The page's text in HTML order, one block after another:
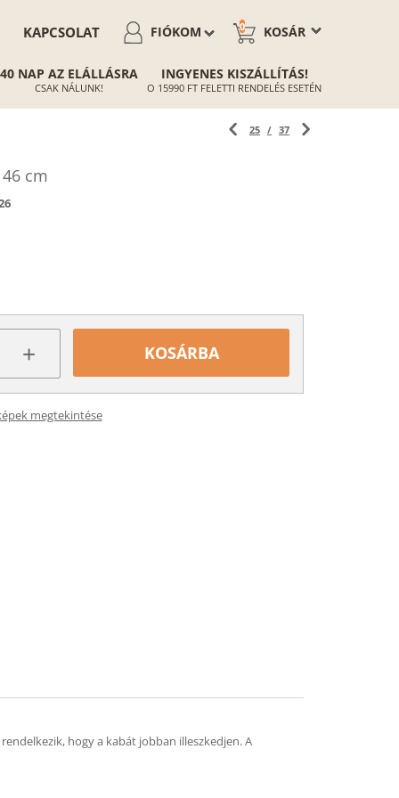
KOSÁR
0
FIÓKOM
KAPCSOLAT
40 NAP AZ ELÁLLÁSRA
CSAK NÁLUNK!
INGYENES KISZÁLLÍTÁS!
O 15990 FT FELETTI RENDELÉS ESETÉN
25 / 37
cm
+ KOSÁRBA
megtekintése
hogy a kabát jobban illeszkedjen. A